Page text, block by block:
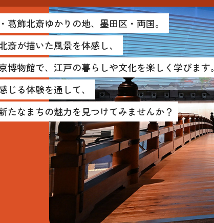
葛飾北斎ゆかりの地、墨田区・両国。
が描いた風景を体感し、
博物館で、江戸の暮らしや文化を楽しく学びます。
じる体験を通して、
たなまちの魅力を見つけてみませんか？